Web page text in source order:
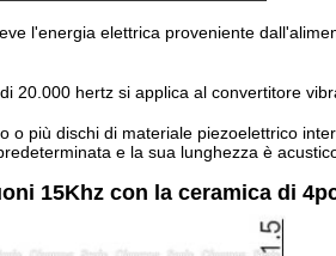
l'energia elettrica proveniente
20.000 hertz si applica al convertitore
o più dischi di materiale piezoelettrico
e la sua lunghezza è
15Khz con la ceramica di